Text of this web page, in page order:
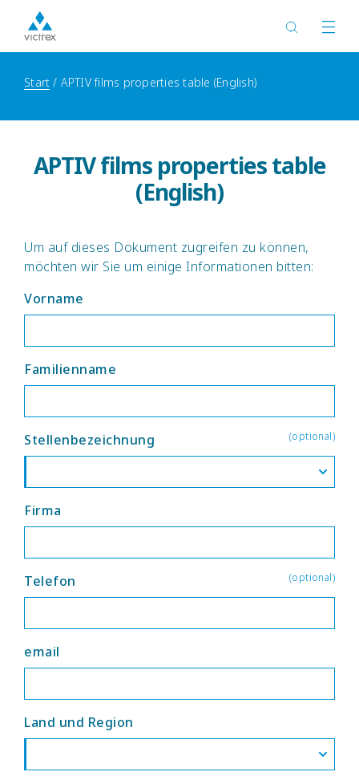
Start APTIV films properties table (English)
APTIV films properties table
(English)
Um auf dieses Dokument zugreifen zu können,
möchten wir Sie um einige Informationen bitten:
Vorname
Familienname
Stellenbezeichnung (optional)
Firma
Telefon (optional)
email
Land und Region